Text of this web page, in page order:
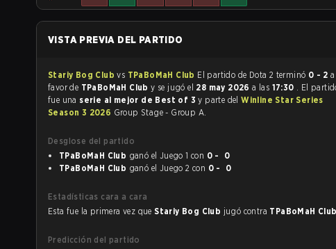
VISTA PREVIA DEL PARTIDO
Stariy Bog Clubvs TPaBoMaH Club El partido de Dota 2 terminó 0 - 2 a
favor de TPaBoMaH Cluby se jugó el 28 may 2026a las 17:30 . El
fue una serie al mejor de Best of 3y parte delWinline Star Series
Season 3 2026 Group Stage - Group A.
Desglose del partido
TPaBoMaH Club
ganó el Juego 1 con
0 - 0
TPaBoMaH Club
ganó el Juego 2 con 0 - 0
Estadísticas cara a cara
Esta fue la primera vez queStariy Bog Club jugó contra TPaBoMaH Club
Predicción del partido